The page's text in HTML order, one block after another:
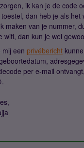
ik kan je de code
dan heb je als
maken van je nummer,
wifi, dan kun je wel
mij een privébericht
per e-mail